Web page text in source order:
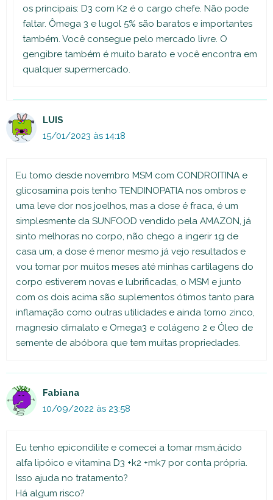
os principais: D3 com K2 é o cargo chefe. Não pode
faltar. Ômega 3 e lugol 5% são baratos e importantes
também. Você consegue pelo mercado livre. O
gengibre também é muito barato e você encontra em
qualquer supermercado.
LUIS
15/01/2023 às 14:18
Eu tomo desde novembro MSM com CONDROITINA e
glicosamina pois tenho TENDINOPATIA nos ombros e
uma leve dor nos joelhos, mas a dose é fraca, é um
simplesmente da SUNFOOD vendido pela AMAZON, já
sinto melhoras no corpo, não chego a ingerir 1g de
casa um, a dose é menor mesmo já vejo resultados e
vou tomar por muitos meses até minhas cartilagens do
corpo estiverem novas e lubrificadas, o MSM e junto
com os dois acima são suplementos ótimos tanto para
inflamação como outras utilidades e ainda tomo zinco,
magnesio dimalato e Omega3 e colágeno 2 e Óleo de
semente de abóbora que tem muitas propriedades.
Fabiana
10/09/2022 às 23:58
Eu tenho epicondilite e comecei a tomar msm,ácido
alfa lipóico e vitamina D3 +k2 +mk7 por conta própria.
Isso ajuda no tratamento?
Há algum risco?